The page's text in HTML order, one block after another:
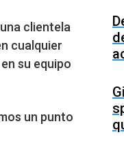
clientela
cualquier
su equipo
un punto